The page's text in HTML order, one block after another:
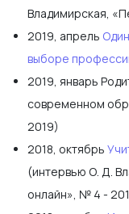
Владимирская,
2019, апрель
выборе
2019, январь
современном
2019)
2018, октябрь
(интервью О. Д.
онлайн», № 4 -